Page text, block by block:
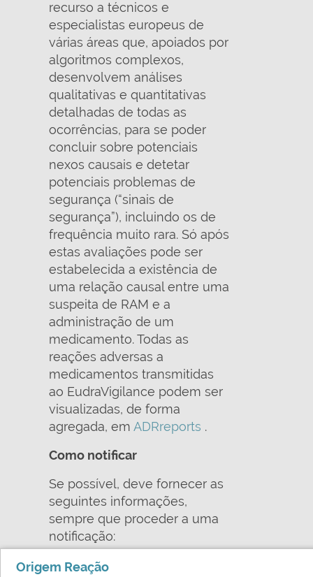
recurso a técnicos e
especialistas europeus de
várias áreas que, apoiados por
algoritmos complexos,
desenvolvem análises
qualitativas e quantitativas
detalhadas de todas as
ocorrências, para se poder
concluir sobre potenciais
nexos causais e detetar
potenciais problemas de
segurança (“sinais de
segurança”), incluindo os de
frequência muito rara. Só após
estas avaliações pode ser
estabelecida a existência de
uma relação causal entre uma
suspeita de RAM e a
administração de um
medicamento. Todas as
reações adversas a
medicamentos transmitidas
ao EudraVigilance podem ser
visualizadas, de forma
agregada, em ADRreports .
Como notificar
Se possível, deve fornecer as
seguintes informações,
sempre que proceder a uma
notificação:
• informações sobre a pessoa
que apresentou o efeito
Origem Reação